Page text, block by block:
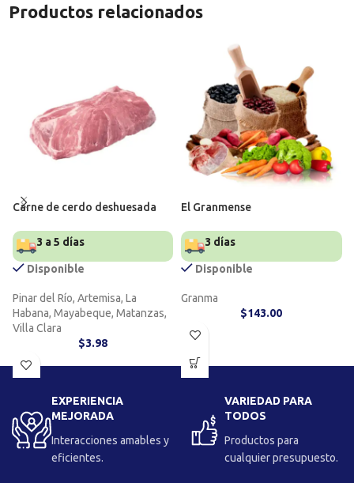
Productos relacionados
Carne de cerdo deshuesada
3 a 5 días
Disponible
Pinar del Río, Artemisa, La
Habana, Mayabeque, Matanzas,
Villa Clara
$3.98
El Granmense
3 días
Disponible
Granma
$143.00
EXPERIENCIA
MEJORADA
Interacciones amables y
eficientes.
VARIEDAD PARA
TODOS
Productos para
cualquier presupuesto.